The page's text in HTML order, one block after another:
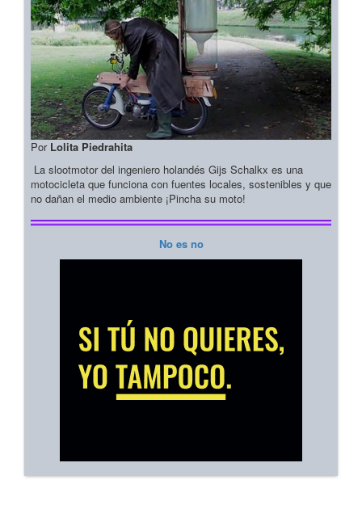
Por Lolita Piedrahita
La slootmotor del ingeniero holandés Gijs Schalkx es una
motocicleta que funciona con fuentes locales, sostenibles y que
no dañan el medio ambiente ¡Pincha su moto!
No es no